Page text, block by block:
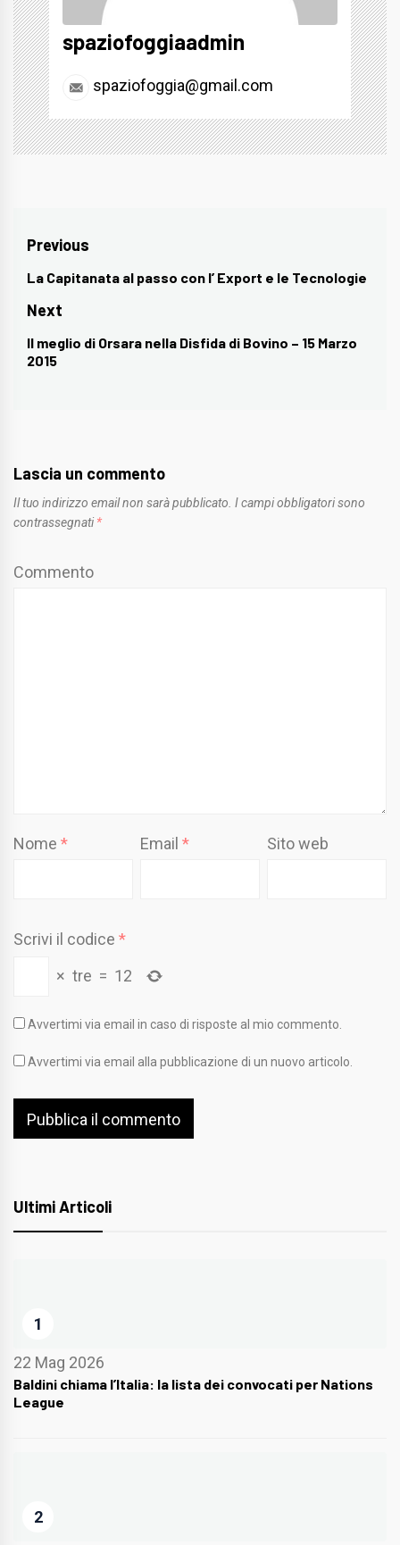
spaziofoggiaadmin
spaziofoggia@gmail.com
Navigazione
articoli
Previous
Previous
post:
La Capitanata al passo con l’ Export e le Tecnologie
Next
Next
post:
Il meglio di Orsara nella Disfida di Bovino – 15 Marzo
2015
Lascia un commento
Il tuo indirizzo email non sarà pubblicato. I campi obbligatori sono
contrassegnati *
Commento
Nome * Email* Sito web
Scrivi il codice *
× tre = 12
Avvertimi via email in caso di risposte al mio commento.
Avvertimi via email alla pubblicazione di un nuovo articolo.
Ultimi Articoli
1
22 Mag 2026
Baldini chiama l’Italia: la lista dei convocati per Nations
League
2